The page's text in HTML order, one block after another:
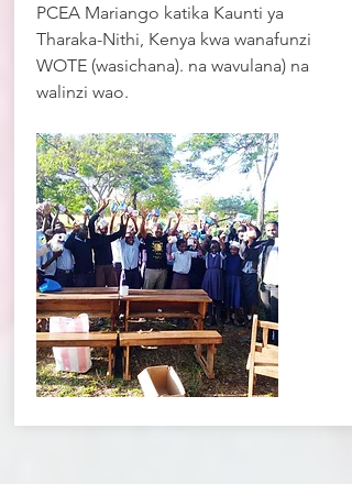
PCEA Mariango katika Kaunti ya
Tharaka-Nithi, Kenya kwa wanafunzi
WOTE (wasichana). na wavulana) na
walinzi wao.